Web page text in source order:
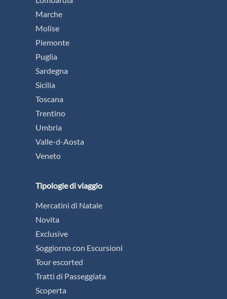
Marche
Molise
Piemonte
Puglia
Sardegna
Sicilia
Toscana
Trentino
Umbria
Valle-d-Aosta
Veneto
Tipologie di viaggio
Mercatini di Natale
Novita
Exclusive
Soggiorno con Escursioni
Tour escorted
Tratti di Passeggiata
Scoperta